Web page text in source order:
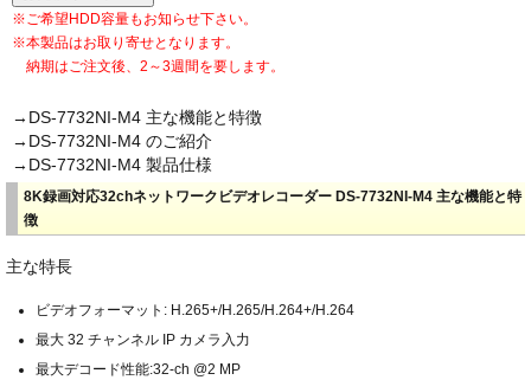
※ご希望HDD容量もお知らせ下さい。
※本製品はお取り寄せとなります。
納期はご注文後、2～3週間を要します。
→DS-7732NI-M4 主な機能と特徴
→DS-7732NI-M4 のご紹介
→DS-7732NI-M4 製品仕様
8K録画対応32chネットワークビデオレコーダー DS-7732NI-M4 主な機能と特
徴
主な特長
ビデオフォーマット: H.265+/H.265/H.264+/H.264
最大 32 チャンネル IP カメラ入力
最大デコード性能:32-ch @2 MP